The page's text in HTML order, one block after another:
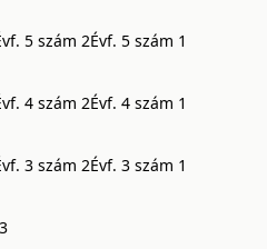
5 szám 2Évf. 5 szám 1
4 szám 2Évf. 4 szám 1
3 szám 2Évf. 3 szám 1